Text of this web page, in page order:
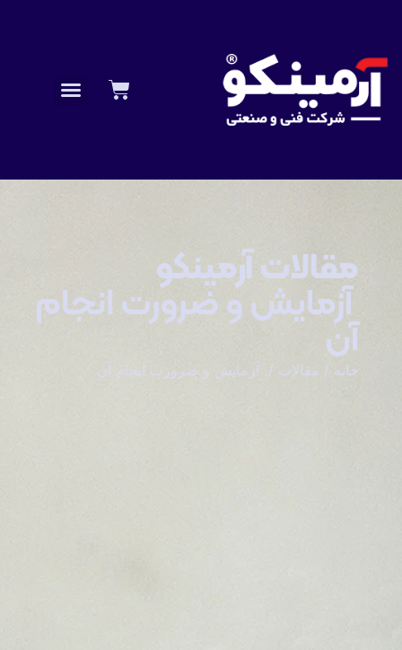
مقالات آرمینکو
آزمایش و ضرورت انجام
آن
خانه / مقالات / آزمایش و ضرورت انجام آن